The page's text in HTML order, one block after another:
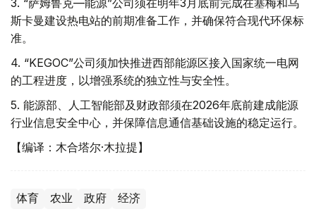
3. “萨姆鲁克—能源”公司须在明年3月底前完成在塞梅和乌
斯卡曼建设热电站的前期准备工作，并确保符合现代环保标
准。
4. “KEGOC”公司须加快推进西部能源区接入国家统一电网
的工程进度，以增强系统的独立性与安全性。
5. 能源部、人工智能部及财政部须在2026年底前建成能源
行业信息安全中心，并保障信息通信基础设施的稳定运行。
【编译：木合塔尔·木拉提】
体育 农业 政府 经济